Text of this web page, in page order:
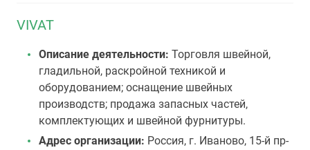
VIVAT
Описание деятельности: Торговля швейной,
гладильной, раскройной техникой и
оборудованием; оснащение швейных
производств; продажа запасных частей,
комплектующих и швейной фурнитуры.
Адрес организации: Россия, г. Иваново, 15-й пр-